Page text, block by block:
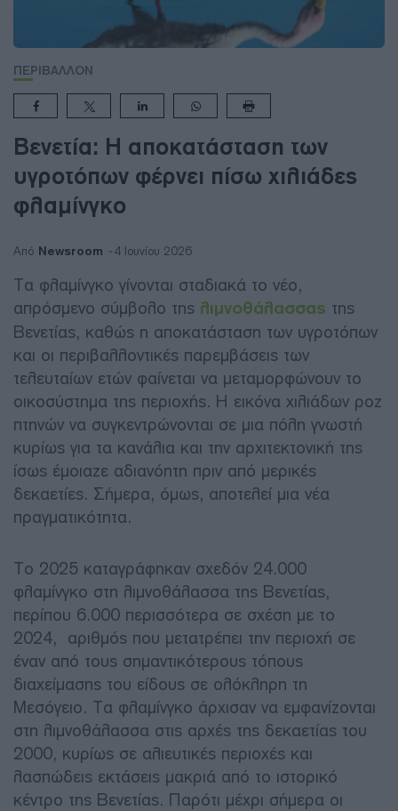
ΠΕΡΙΒΑΛΛΟΝ
Βενετία: Η αποκατάσταση των
υγροτόπων φέρνει πίσω χιλιάδες
φλαμίνγκο
Από Newsroom 4 Ιουνίου 2026
Τα φλαμίνγκο γίνονται σταδιακά το νέο,
απρόσμενο σύμβολο της λιμνοθάλασσας της
Βενετίας, καθώς η αποκατάσταση των υγροτόπων
και οι περιβαλλοντικές παρεμβάσεις των
τελευταίων ετών φαίνεται να μεταμορφώνουν το
οικοσύστημα της περιοχής. Η εικόνα χιλιάδων ροζ
πτηνών να συγκεντρώνονται σε μια πόλη γνωστή
κυρίως για τα κανάλια και την αρχιτεκτονική της
ίσως έμοιαζε αδιανόητη πριν από μερικές
δεκαετίες. Σήμερα, όμως, αποτελεί μια νέα
πραγματικότητα.
Το 2025 καταγράφηκαν σχεδόν 24.000
φλαμίνγκο στη λιμνοθάλασσα της Βενετίας,
περίπου 6.000 περισσότερα σε σχέση με το
2024, αριθμός που μετατρέπει την περιοχή σε
έναν από τους σημαντικότερους τόπους
διαχείμασης του είδους σε ολόκληρη τη
Μεσόγειο. Τα φλαμίνγκο άρχισαν να εμφανίζονται
στη λιμνοθάλασσα στις αρχές της δεκαετίας του
2000, κυρίως σε αλιευτικές περιοχές και
λασπώδεις εκτάσεις μακριά από το ιστορικό
κέντρο της Βενετίας. Παρότι μέχρι σήμερα οι